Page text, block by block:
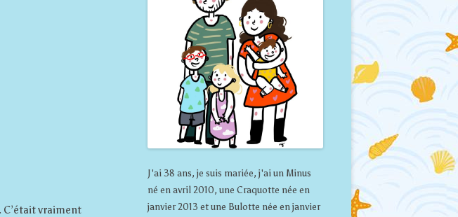
C’était vraiment
J'ai 38 ans, je suis mariée, j'ai un Minus
né en avril 2010, une Craquotte née en
janvier 2013 et une Bulotte née en janvier